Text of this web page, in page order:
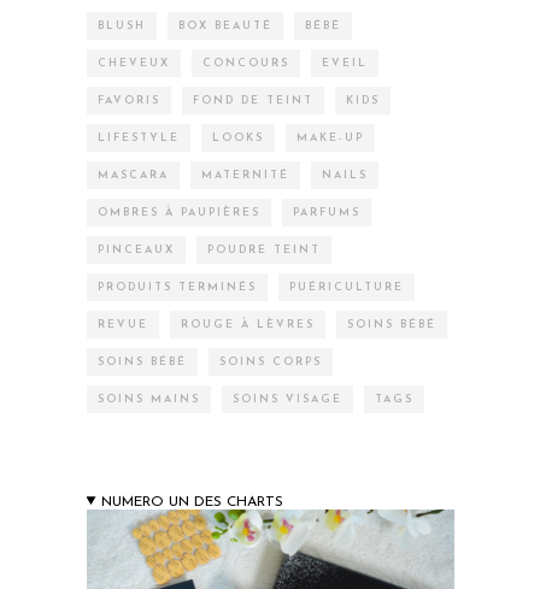
BLUSH BOX BEAUTÉ BÉBÉ
CHEVEUX CONCOURS EVEIL
FAVORIS FOND DE TEINT KIDS
LIFESTYLE LOOKS MAKE-UP
MASCARA MATERNITÉ NAILS
OMBRES À PAUPIÈRES PARFUMS
PINCEAUX POUDRE TEINT
PRODUITS TERMINÉS PUÉRICULTURE
REVUE ROUGE À LÈVRES SOINS BÉBÉ
SOINS BÉBÉ SOINS CORPS
SOINS MAINS SOINS VISAGE TAGS
NUMERO UN DES CHARTS